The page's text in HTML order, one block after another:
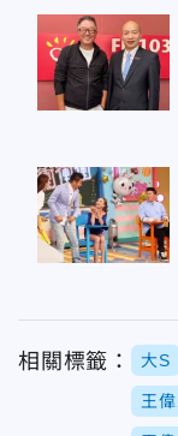
相關標籤： 大S
王